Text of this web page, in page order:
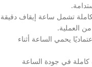
تشمل ساعة إيقاف دقيقة
يحمي الساعة أثناء
كاملة في جودة الساعة